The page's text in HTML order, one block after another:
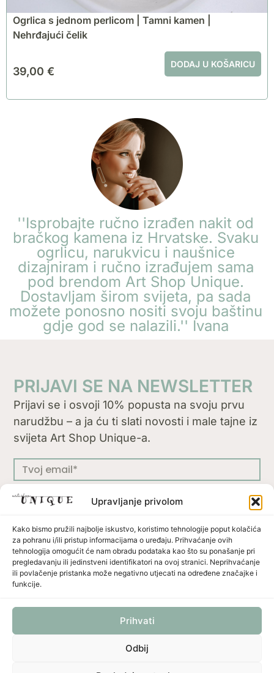
Upravljanje privolom
Kako bismo pružili najbolje iskustvo, koristimo tehnologije poput kolačića
za pohranu i/ili pristup informacijama o uređaju. Prihvaćanje ovih
tehnologija omogućit će nam obradu podataka kao što su ponašanje pri
pregledavanju ili jedinstveni identifikatori na ovoj stranici. Neprihvaćanje
ili povlačenje pristanka može negativno utjecati na određene značajke i
funkcije.
Prihvati
Odbij
Ogrlica s jednom perlicom | Tamni kamen |
Nehrđajući čelik
39,00 €
DODAJ U KOŠARICU
''Isprobajte ručno izrađen nakit od
bračkog kamena iz Hrvatske. Svaku
ogrlicu, narukvicu i naušnice
dizajniram i ručno izrađujem sama
pod brendom Art Shop Unique.
Dostavljam širom svijeta, pa sada
možete ponosno nositi svoju baštinu
gdje god se nalazili.'' Ivana
PRIJAVI SE NA NEWSLETTER
Prijavi se i osvoji 10% popusta na svoju prvu
narudžbu – a ja ću ti slati novosti i male tajne iz
svijeta Art Shop Unique-a.
PRIJAVI SE
Politika dostave i povrata